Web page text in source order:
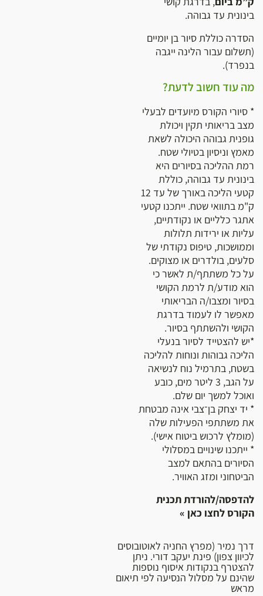
בינונית עד גבוהה.
הסדרה כוללת סיור בן יומיים
(תשלום עבור הלינה ייגבה
בנפרד).
מה עוד חשוב לדעת?
* סיורי הקורס מיועדים לבעלי
מצב בריאותי תקין ויכולת
גופנית גבוהה היכולה לשאת
מאמץ וניסיון בטיולי שטח.
רמת ההליכה בסיורים היא
בינונית עד גבוהה, כוללת
קטעי הליכה באורך של עד 12
ק"מ בתוואי שטח. ייתכנו קטעי
אתגר כלליים או נקודתיים,
עליות או ירידות תלולות
וממושכות, טיפוס נקודתי של
סלעים, בולדרים או מצוקים.
על כל משתתף/ת לאשר כי
הוא מודע/ת לרמת הקושי
בסיור ומצבו/ה הבריאותי
מאפשר לו לעמוד בדרגת
הקושי ולהשתתף בסיור.
*יש להצטייד לסיור בנעלי
הליכה גבוהות ונוחות להליכה
בשטח, בתרמיל נוח לנשיאה
על הגב, 3 ליטר מים, כובע
ואוכל למשך יום שלם.
* יד יצחק בן־צבי אינה מבטחת
את משתתפי הפעילות שלה
(מומלץ לרכוש ביטוח אישי).
* ייתכנו שינויים במסלולי
הסיורים בהתאם למצב
הביטחוני ומזג האוויר.
להדפסה/להורדת תכנית
הקורס לחצו כאן »
דרך נמיר (מפרץ החניה לאוטובוסים
לכיוון צפון) פינת יעקב דורי. ניתן
להצטרף בנקודות איסוף נוספות
שהינם על מסלול הנסיעה לפי תיאום
מראש